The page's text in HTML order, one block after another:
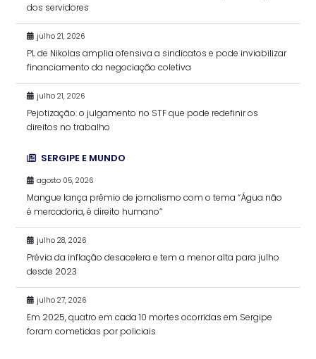
dos servidores
julho 21, 2026
PL de Nikolas amplia ofensiva a sindicatos e pode inviabilizar
financiamento da negociação coletiva
julho 21, 2026
Pejotização: o julgamento no STF que pode redefinir os
direitos no trabalho
SERGIPE E MUNDO
agosto 05, 2026
Mangue lança prêmio de jornalismo com o tema “Água não
é mercadoria, é direito humano”
julho 28, 2026
Prévia da inflação desacelera e tem a menor alta para julho
desde 2023
julho 27, 2026
Em 2025, quatro em cada 10 mortes ocorridas em Sergipe
foram cometidas por policiais